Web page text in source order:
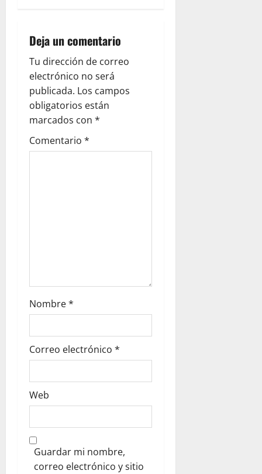
v
i
g
a
t
i
Deja un comentario
Tu dirección de correo
electrónico no será
publicada. Los campos
obligatorios están
marcados con *
Comentario *
Nombre*
Correo electrónico *
Web
Guardar mi nombre,
correo electrónico y sitio